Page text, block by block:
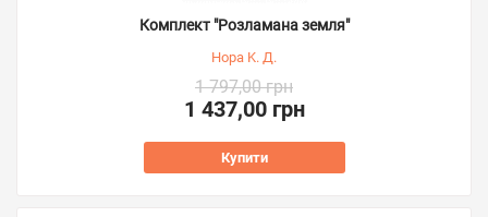
Комплект "Розламана земля"
Нора K. Д.
1 797,00 грн
1 437,00 грн
Купити